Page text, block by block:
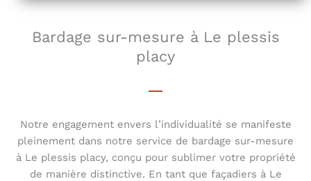
Bardage sur-mesure à Le plessis
placy
Notre engagement envers l’individualité se manifeste
pleinement dans notre service de bardage sur-mesure
à Le plessis placy, conçu pour sublimer votre propriété
de manière distinctive. En tant que façadiers à Le